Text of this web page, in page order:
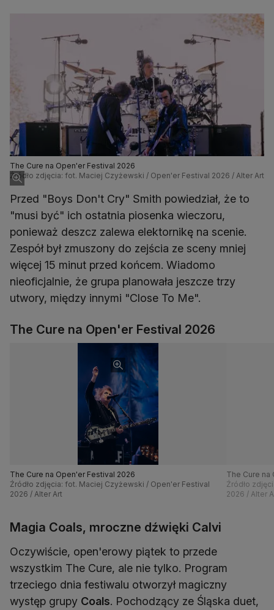
The Cure na Open'er Festival 2026
Źródło zdjęcia: fot. Maciej Czyżewski / Open'er Festival 2026 / Alter Art
Przed "Boys Don't Cry" Smith powiedział, że to
"musi być" ich ostatnia piosenka wieczoru,
ponieważ deszcz zalewa elektornikę na scenie.
Zespół był zmuszony do zejścia ze sceny mniej
więcej 15 minut przed końcem. Wiadomo
nieoficjalnie, że grupa planowała jeszcze trzy
utwory, między innymi "Close To Me".
The Cure na Open'er Festival 2026
The Cure na Open'er Festival 2026
Źródło zdjęcia: fot. Maciej Czyżewski / Open'er Festival
2026 / Alter Art
The Cure na
Źródło
2026 / Alter
Magia Coals, mroczne dźwięki Calvi
Oczywiście, open'erowy piątek to przede
wszystkim The Cure, ale nie tylko. Program
trzeciego dnia festiwalu otworzył magiczny
występ grupy Coals. Pochodzący ze Śląska duet,